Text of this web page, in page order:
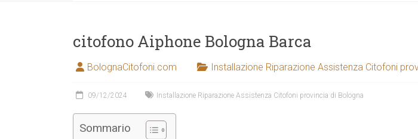
citofono Aiphone Bologna Barca
BolognaCitofoni.com Installazione Riparazione Assistenza Citofoni
09/12/2024 Installazione Riparazione Assistenza Citofoni provincia di Bologna
Sommario